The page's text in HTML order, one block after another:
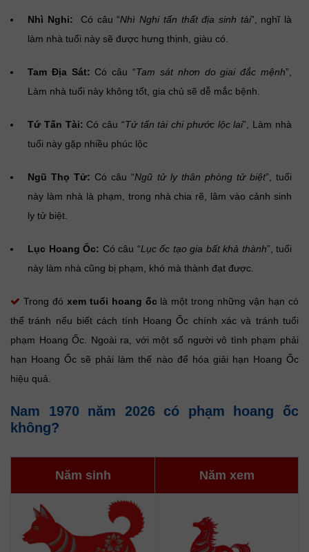
Nhì Nghi: Có câu “Nhì Nghi tấn thất địa sinh tài”, nghĩ là
làm nhà tuổi này sẽ được hưng thịnh, giàu có.
Tam Địa Sát: Có câu “Tam sát nhơn do giai đắc mệnh”,
Làm nhà tuổi này không tốt, gia chủ sẽ dễ mắc bệnh.
Tứ Tấn Tài: Có câu “Tứ tấn tài chi phước lộc lai”, Làm nhà
tuổi này gặp nhiều phúc lộc
Ngũ Thọ Tử: Có câu “Ngũ tử ly thân phòng tử biệt”, tuổi
này làm nhà là phạm, trong nhà chia rẽ, lâm vào cảnh sinh
ly tử biệt.
Lục Hoang Ốc: Có câu “Lục ốc tạo gia bất khả thành”, tuổi
này làm nhà cũng bị phạm, khó mà thành đạt được.
Trong đó xem tuổi hoang ốc là một trong những vận hạn có
thể tránh nếu biết cách tính Hoang Ốc chính xác và tránh tuổi
phạm Hoang Ốc. Ngoài ra, với một số người vô tình phạm phải
hạn Hoang Ốc sẽ phải làm thế nào để hóa giải hạn Hoang Ốc
hiệu quả.
Nam 1970 năm 2026 có phạm hoang ốc
không?
Năm sinh Năm xem